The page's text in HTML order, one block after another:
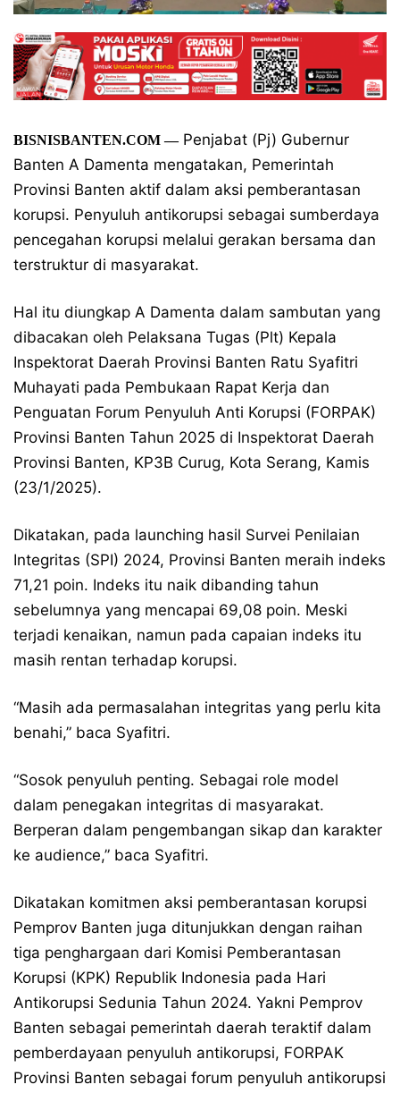
BISNISBANTEN.COM—Penjabat (Pj) Gubernur
Banten A Damenta mengatakan, Pemerintah
Provinsi Banten aktif dalam aksi pemberantasan
korupsi. Penyuluh antikorupsi sebagai sumberdaya
pencegahan korupsi melalui gerakan bersama dan
terstruktur di masyarakat.
Hal itu diungkap A Damenta dalam sambutan yang
dibacakan oleh Pelaksana Tugas (Plt) Kepala
Inspektorat Daerah Provinsi Banten Ratu Syafitri
Muhayati pada Pembukaan Rapat Kerja dan
Penguatan Forum Penyuluh Anti Korupsi (FORPAK)
Provinsi Banten Tahun 2025 di Inspektorat Daerah
Provinsi Banten, KP3B Curug, Kota Serang, Kamis
(23/1/2025).
Dikatakan, pada launching hasil Survei Penilaian
Integritas (SPI) 2024, Provinsi Banten meraih indeks
71,21 poin. Indeks itu naik dibanding tahun
sebelumnya yang mencapai 69,08 poin. Meski
terjadi kenaikan, namun pada capaian indeks itu
masih rentan terhadap korupsi.
“Masih ada permasalahan integritas yang perlu kita
benahi,” baca Syafitri.
“Sosok penyuluh penting. Sebagai role model
dalam penegakan integritas di masyarakat.
Berperan dalam pengembangan sikap dan karakter
ke audience,” baca Syafitri.
Dikatakan komitmen aksi pemberantasan korupsi
Pemprov Banten juga ditunjukkan dengan raihan
tiga penghargaan dari Komisi Pemberantasan
Korupsi (KPK) Republik Indonesia pada Hari
Antikorupsi Sedunia Tahun 2024. Yakni Pemprov
Banten sebagai pemerintah daerah teraktif dalam
pemberdayaan penyuluh antikorupsi, FORPAK
Provinsi Banten sebagai forum penyuluh antikorupsi